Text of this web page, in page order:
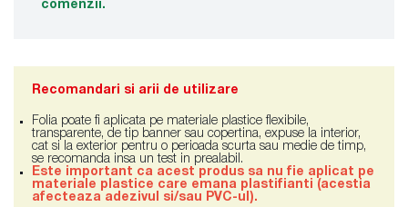
comenzii.
Recomandari si arii de utilizare
Folia poate fi aplicata pe materiale plastice flexibile,
transparente, de tip banner sau copertina, expuse la interior,
cat si la exterior pentru o perioada scurta sau medie de timp,
se recomanda insa un test in prealabil.
Este important ca acest produs sa nu fie aplicat pe
materiale plastice care emana plastifianti (acestia
afecteaza adezivul si/sau PVC-ul).